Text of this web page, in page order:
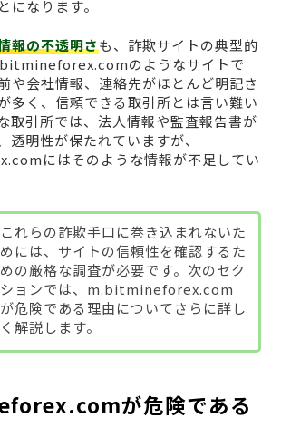
になります。
報の不透明さも、詐欺サイトの典型的
のようなサイトで
や会社情報、連絡先がほとんど明記さ
多く、信頼できる取引所とは言い難い
取引所では、法人情報や監査報告書が
透明性が保たれていますが、
にはそのような情報が不足してい
これらの詐欺手口に巻き込まれないた
めには、サイトの信頼性を確認するた
めの厳格な調査が必要です。次のセク
ションでは、m.bitmineforex.com
が危険である理由についてさらに詳し
く解説します。
が危険である